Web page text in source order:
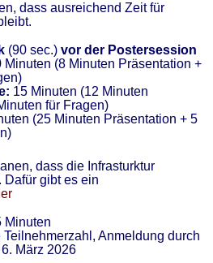
dass ausreichend Zeit für
(90 sec.) vor der Postersession
Minuten (8 Minuten Präsentation +
15 Minuten (12 Minuten
für Fragen)
(25 Minuten Präsentation + 5
dass die Infrasturktur
Dafür gibt es ein
Minuten
Teilnehmerzahl, Anmeldung durch
März 2026